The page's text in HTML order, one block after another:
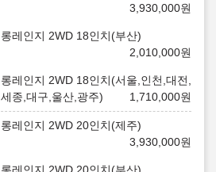
3,930,000원
롱레인지 2WD 18인치(부산)
2,010,000원
롱레인지 2WD 18인치(서울,인천,대전,
세종,대구,울산,광주)
1,710,000원
롱레인지 2WD 20인치(제주)
3,930,000원
롱레인지 2WD 20인치(부산)